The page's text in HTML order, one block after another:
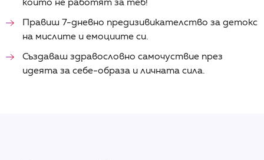
които не работят за теб!
Правиш 7-дневно предизивикателство за детокс
на мислите и емоциите си.
Създаваш здравословно самочуствие през
идеята за себе-образа и личната сила.